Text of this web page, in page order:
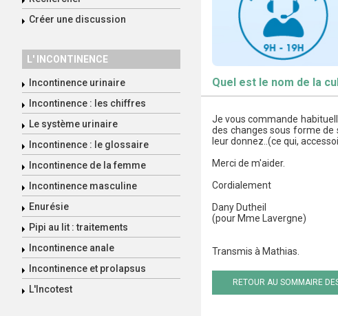
Créer une discussion
L' INCONTINENCE
Incontinence urinaire
Incontinence : les chiffres
Le système urinaire
Incontinence : le glossaire
Incontinence de la femme
Incontinence masculine
Enurésie
Pipi au lit : traitements
Incontinence anale
Incontinence et prolapsus
L'Incotest
Quel est le nom de la
Je vous commande
des changes sous forme de
leur donnez..(ce qui,
Merci de m'aider.
Cordialement
Dany Dutheil
(pour Mme Lavergne)
Transmis à Mathias.
RETOUR AU SOMMAIRE